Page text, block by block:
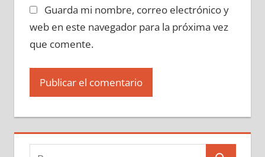
Guarda mi nombre, correo electrónico y
web en este navegador para la próxima vez
que comente.